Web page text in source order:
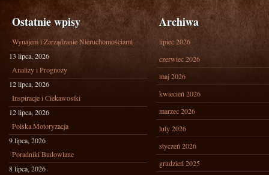
Ostatnie wpisy
Wynajem i Zarządzanie Nieruchomościami
13 lipca, 2026
Analizy i Prognozy
12 lipca, 2026
Inspiracje i Ciekawostki
12 lipca, 2026
Polska Motoryzacja
9 lipca, 2026
Poradniki Budowlane
8 lipca, 2026
Archiwa
lipiec 2026
czerwiec 2026
maj 2026
kwiecień 2026
marzec 2026
luty 2026
styczeń 2026
grudzień 2025